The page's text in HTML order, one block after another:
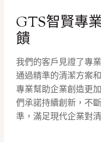
GTS智賢專
饋
我們的客戶見證了專
通過精準的清潔方案
專業幫助企業創造更
們承諾持續創新，不
準，滿足現代企業對